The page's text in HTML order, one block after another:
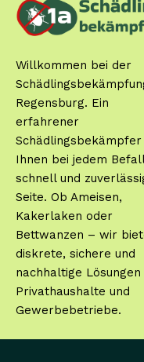
Willkommen bei der
Regensburg. Ein
erfahrener
Ihnen bei jedem Befall
schnell und
Seite. Ob Ameisen,
Kakerlaken oder
Bettwanzen – wir
diskrete, sichere und
nachhaltige
Privathaushalte und
Gewerbebetriebe.